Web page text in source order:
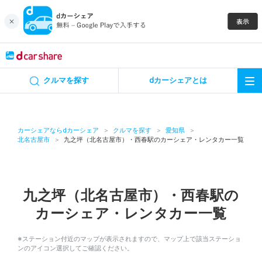
クルマを探す dカーシェアとは
カーシェアならdカーシェア クルマを探す
愛知県
北名古屋市
九之坪（北名古屋市）・西春駅のカーシェア・レンタカー一覧
九之坪（北名古屋市）・西春駅の
カーシェア・レンタカー一覧
※ステーション付近のマップが表示されますので、マップ上で該当ステーショ
ンのアイコン選択してご確認ください。
カーシェア
特集
アプリの使い方